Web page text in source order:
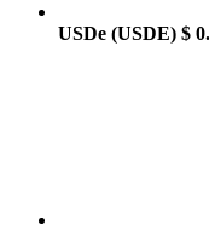
USDe (USDE) $